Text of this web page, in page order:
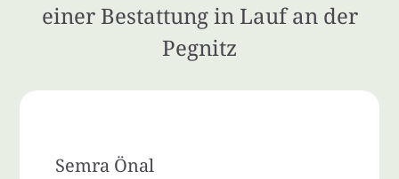
einer Bestattung in Lauf an der
Pegnitz
Semra Önal